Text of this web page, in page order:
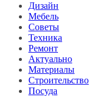
Дизайн
Мебель
Советы
Техника
Ремонт
Актуально
Материалы
Строительство
Посуда